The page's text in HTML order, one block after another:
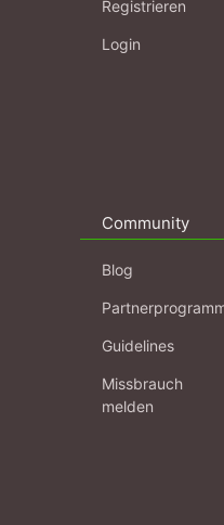
Registrieren
Login
Community
Blog
Guidelines
Missbrauch
melden